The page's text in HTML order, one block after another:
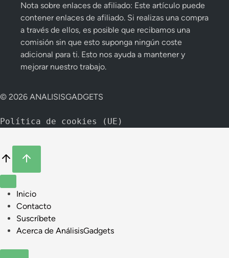
Nota sobre enlaces de afiliado: Este artículo puede
contener enlaces de afiliado. Si realizas una compra
a través de ellos, es posible que recibamos una
comisión sin que esto suponga ningún coste
adicional para ti. Esto nos ayuda a mantener y
mejorar nuestro trabajo.
© 2026 ANALISISGADGETS
Política de cookies (UE)
Inicio
Contacto
Suscríbete
Acerca de AnálisisGadgets